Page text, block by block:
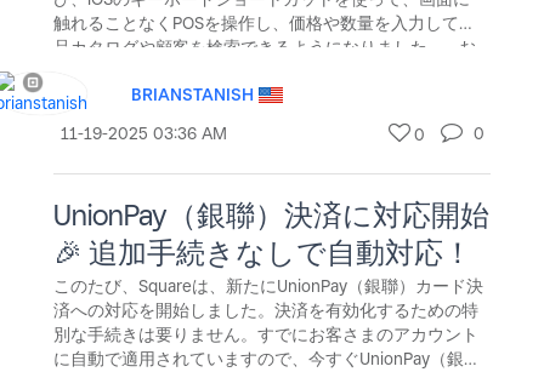
触れることなくPOSを操作し、価格や数量を入力して商
品カタログや顧客を検索できるようになりました。 お
デートしてください。 次に、Bluetooth経由でキーボー
ドを接続するか、USBキーボードをiPadまたはiPhoneに
直接接続します（Square スタンド経由で接続されたUSB
BRIANSTANISH
‎11-19-2025 03:36 AM 0 0
UnionPay（銀聯）決済に対応開始
🎉 追加手続きなしで自動対応！
このたび、Squareは、新たにUnionPay（銀聯）カード決
済への対応を開始しました。決済を有効化するための特
別な手続きは要りません。すでにお客さまのアカウント
に自動で適用されていますので、今すぐUnionPay（銀